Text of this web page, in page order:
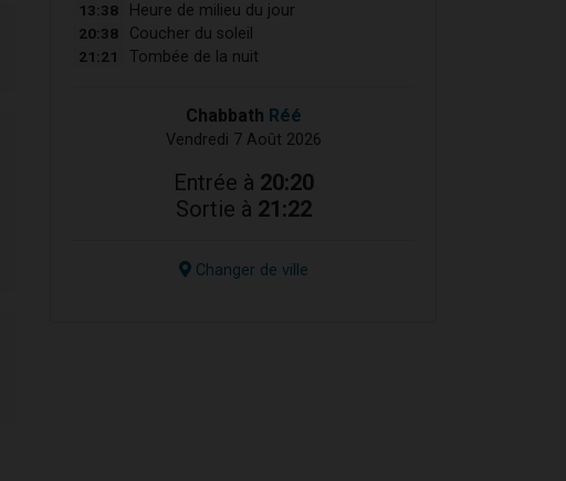
13:38 Heure de milieu du jour
20:38 Coucher du soleil
21:21 Tombée de la nuit
Chabbath Réé
Vendredi 7 Août 2026
Entrée à 20:20
Sortie à 21:22
Changer de ville